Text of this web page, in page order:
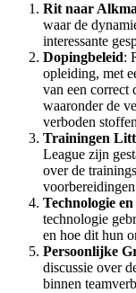
Rit naar
waar de
interessante
Dopingbeleid:
opleiding, met
van een correct
waaronder de
verboden
Trainingen
League zijn
over de
Technologie
technologie
en hoe dit hun
Persoonlijke
discussie over
binnen